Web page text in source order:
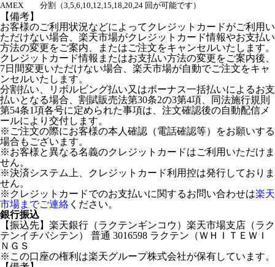
AMEX
分割（3,5,6,10,12,15,18,20,24 回が可能です）
【備考】
お客様のご利用状況などによってクレジットカードがご利用い
ただけない場合、楽天市場がクレジットカード情報やお支払い
方法の変更をご案内、またはご注文をキャンセルいたします。
クレジットカード情報またはお支払い方法の変更をご案内後、
7日間変更いただけない場合、楽天市場が自動でご注文をキャ
ンセルいたします。
分割払い、リボルビング払い又はボーナス一括払いによるお支
払いとなる場合、割賦販売法第30条2の3第4項、同法施行規則
第54条1項各号に定められた事項は、注文確認後の自動配信メ
ールにより交付します。
※ご注文の際にお客様の本人確認（電話確認等）をお願いする
場合もございます。
※お客様と異なる名義のクレジットカードはご利用いただけま
せん。
※決済システム上、クレジットカード利用控は発行しておりま
せん。
※クレジットカードでのお支払いに関するお問い合わせは楽天
市場までご連絡 ください。
銀行振込
【振込先】楽天銀行（ラクテンギンコウ）楽天市場支店（ラク
テンイチバシテン） 普通 3016598 ラクテン（ＷＨＩＴＥＷＩ
ＮＧＳ
※この口座の権利は楽天グループ株式会社が保有しています。